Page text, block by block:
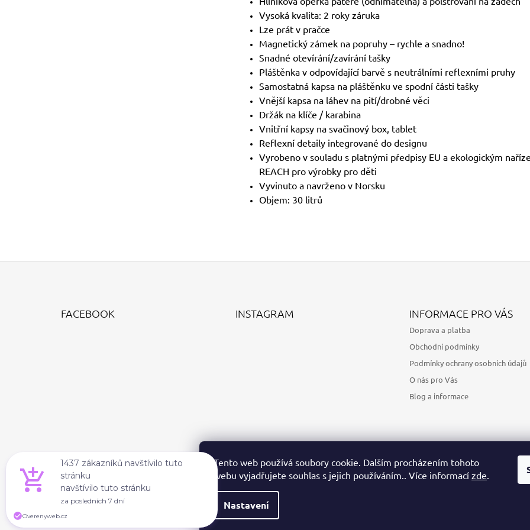
Tento web používá soubory cookie. Dalším procházením tohoto
webu vyjadřujete souhlas s jejich používáním.. Více informací zde.
Nastavení
Vysoká kvalita: 2 roky záruka
Lze prát v pračce
Magnetický zámek na popruhy – rychle a snadno!
Snadné otevírání/zavírání tašky
Pláštěnka v odpovídající barvě s neutrálními reflexními pruhy
Samostatná kapsa na pláštěnku ve spodní části tašky
Vnější kapsa na láhev na pití/drobné věci
Držák na klíče / karabina
Vnitřní kapsy na svačinový box, tablet
Reflexní detaily integrované do designu
Vyrobeno v souladu s platnými předpisy EU a ekologickým
REACH pro výrobky pro děti
Vyvinuto a navrženo v Norsku
Objem: 30 litrů
FACEBOOK INSTAGRAM
Sledovat na Instagramu
INFORMACE PRO VÁS
Doprava a platba
Obchodní podmínky
Podmínky ochrany osobních údajů
O nás pro Vás
Blog a informace
1437 zákazníků navštívilo tuto
stránku
navštívilo tuto stránku
za posledních 7 dní
Overenyweb.cz